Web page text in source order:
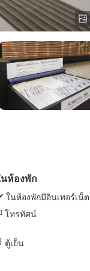
ห้องพัก
ในห้องพักมีอินเทอร์เน็ต
โทรทัศน์
ตู้เย็น